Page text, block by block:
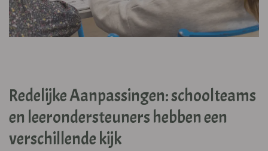
Redelijke Aanpassingen: schoolteams
en leerondersteuners hebben een
verschillende kijk